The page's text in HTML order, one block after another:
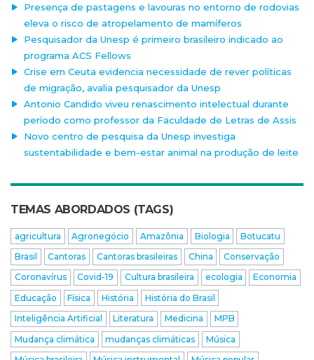
Presença de pastagens e lavouras no entorno de rodovias
eleva o risco de atropelamento de mamíferos
Pesquisador da Unesp é primeiro brasileiro indicado ao
programa ACS Fellows
Crise em Ceuta evidencia necessidade de rever políticas
de migração, avalia pesquisador da Unesp
Antonio Candido viveu renascimento intelectual durante
período como professor da Faculdade de Letras de Assis
Novo centro de pesquisa da Unesp investiga
sustentabilidade e bem-estar animal na produção de leite
TEMAS ABORDADOS (TAGS)
agricultura Agronegócio Amazônia Biologia
Botucatu
Brasil
Cantoras Cantoras brasileiras China
Conservação
Coronavírus
Covid-19 Cultura brasileira ecologia
Economia
Educação
Física História
História do Brasil
Inteligência Artificial
Literatura Medicina
MPB
Mudança climática
mudanças climáticas
Música